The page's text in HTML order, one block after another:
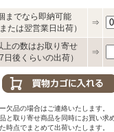
までなら即納可能
または翌営業日出荷）
⇒
上の数はお取り寄せ
7日後くらいの出荷）
⇒
欠品の場合はご連絡いたします。
と取り寄せ商品を同時にお買い求
時点でまとめて出荷いたします。